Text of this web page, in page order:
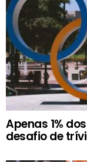
Apenas 1%
desafio de